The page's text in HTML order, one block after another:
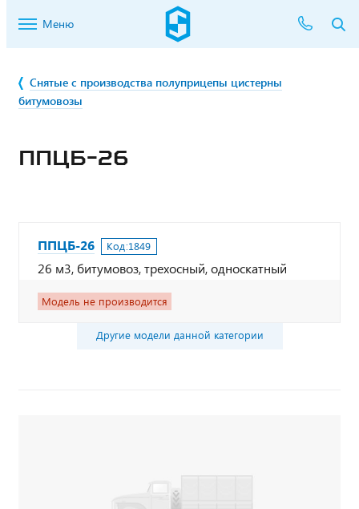
Меню
Снятые с производства полуприцепы цистерны
битумовозы
ППЦБ-26
ППЦБ-26 Код:1849
26 м3, битумовоз, трехосный, односкатный
Модель не производится
Другие модели данной категории